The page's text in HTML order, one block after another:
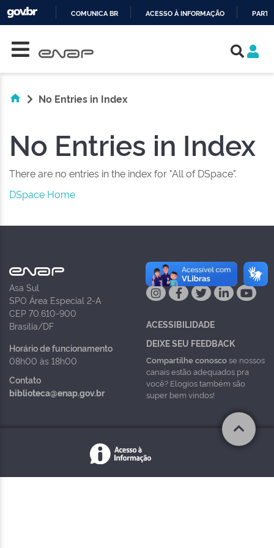
COMUNICA BR ACESSO À INFORMAÇÃO
No Entries in Index
No Entries in Index
There are no entries in the index for "All of DSpace".
DSpace Home
Asa Sul
SPO Área Especial 2-A
CEP 70.610-900
Brasília/DF
Horário de funcionamento
08h00 às 18h00
Contato
biblioteca@enap.gov.br
NAS REDES
ACESSIBILIDADE
DEIXE SEU FEEDBACK
Compartilhe conoscose nossos
canais estão adequados pra
você? Elogios também são
super bem vindos!